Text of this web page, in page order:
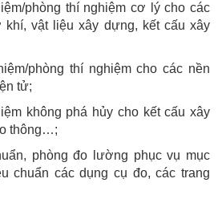
phòng thí nghiệm cơ lý cho các
khí, vật liệu xây dựng, kết cấu xây
phòng thí nghiệm cho các nền
tử;
không phá hủy cho kết cấu xây
thông…;
phòng đo lường phục vụ mục
chuẩn các dụng cụ đo, các trang